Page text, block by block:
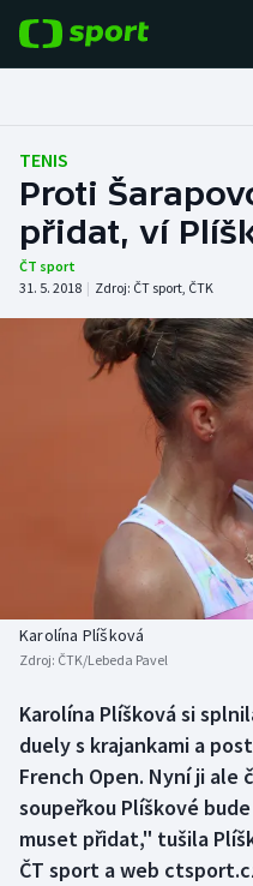
Fotbal
Hokej
Tenis
Atletika
Cyklistika
Americký fotbal
Baseball a softbal
Biatlon
Boby a skeleton
Box
Curling
NEPŘEHLÉDNĚTE
Soutěže
Historické návraty
Aplikace ČT sport
AZ kvíz
TENIS
Proti
přidat, ví
ČT sport
31. 5. 2018 | Zdroj: ČT sport, ČTK
Karolína Plíšková
Zdroj: ČTK/Lebeda Pavel
Karolína Plíšková si
duely s krajankami a
French Open. Nyní ji ale
soupeřkou Plíškové
muset přidat," tušila
ČT sport a web